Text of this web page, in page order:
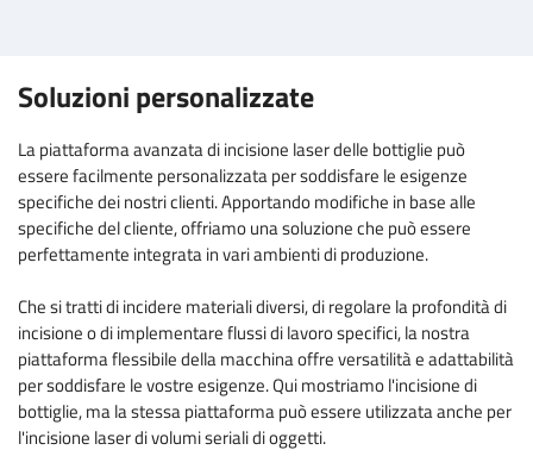
Soluzioni personalizzate
La piattaforma avanzata di incisione laser delle bottiglie può
essere facilmente personalizzata per soddisfare le esigenze
specifiche dei nostri clienti. Apportando modifiche in base alle
specifiche del cliente, offriamo una soluzione che può essere
perfettamente integrata in vari ambienti di produzione.
Che si tratti di incidere materiali diversi, di regolare la profondità di
incisione o di implementare flussi di lavoro specifici, la nostra
piattaforma flessibile della macchina offre versatilità e adattabilità
per soddisfare le vostre esigenze. Qui mostriamo l'incisione di
bottiglie, ma la stessa piattaforma può essere utilizzata anche per
l'incisione laser di volumi seriali di oggetti.